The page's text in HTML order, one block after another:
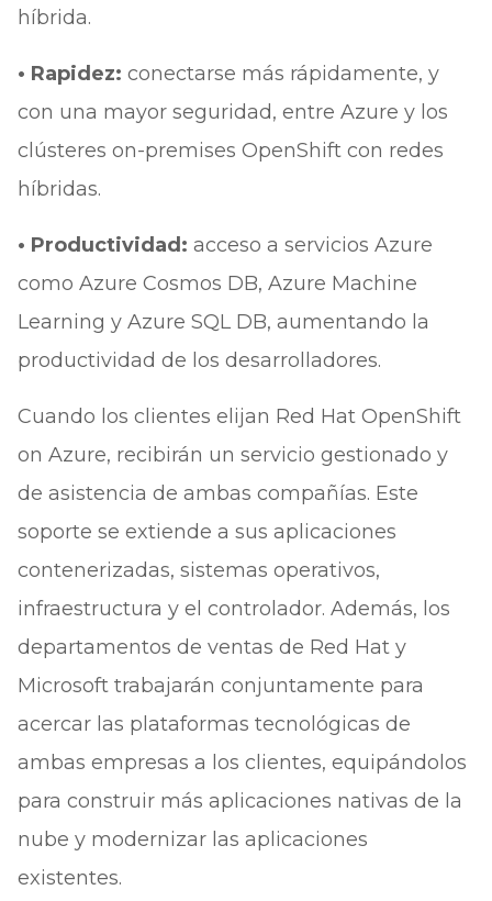
híbrida.
• Rapidez: conectarse más rápidamente, y
con una mayor seguridad, entre Azure y los
clústeres on-premises OpenShift con redes
híbridas.
• Productividad: acceso a servicios Azure
como Azure Cosmos DB, Azure Machine
Learning y Azure SQL DB, aumentando la
productividad de los desarrolladores.
Cuando los clientes elijan Red Hat OpenShift
on Azure, recibirán un servicio gestionado y
de asistencia de ambas compañías. Este
soporte se extiende a sus aplicaciones
contenerizadas, sistemas operativos,
infraestructura y el controlador. Además, los
departamentos de ventas de Red Hat y
Microsoft trabajarán conjuntamente para
acercar las plataformas tecnológicas de
ambas empresas a los clientes, equipándolos
para construir más aplicaciones nativas de la
nube y modernizar las aplicaciones
existentes.